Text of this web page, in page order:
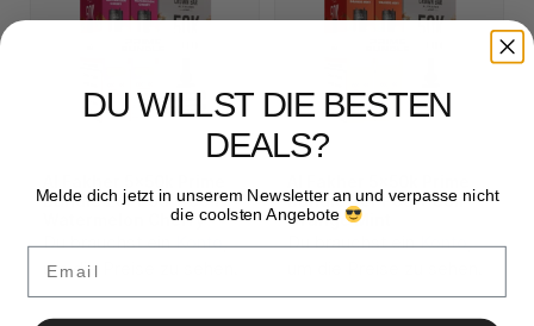
Bundle 2er Pod + Coil
Watermelon Cherry
Du brauchst einKonto,
um die Preise zu sehen.
Bundle 2er Pod + Coil
Orange Mint
Du brauchst einKonto,
DU WILLST DIE BESTEN
DEALS?
Melde dich jetzt in unserem Newsletter an und verpasse nicht
die coolsten Angebote